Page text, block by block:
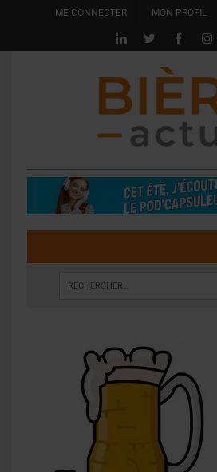
ME CONNECTER MON PROFIL